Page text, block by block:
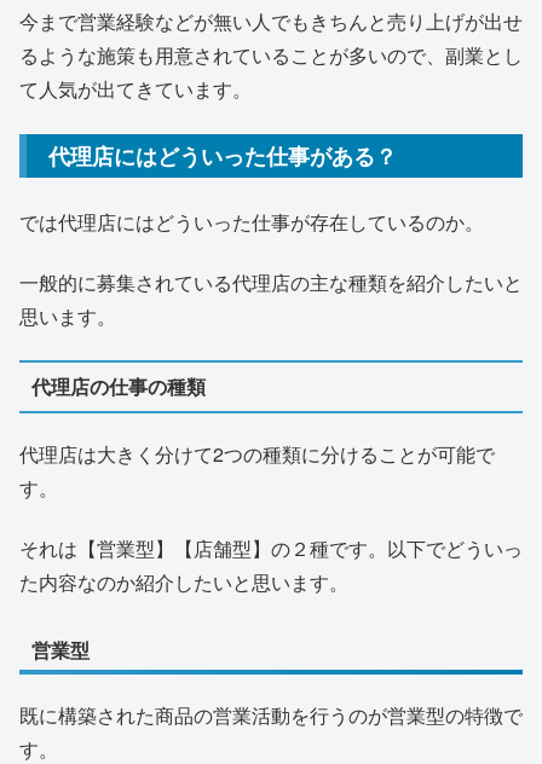
今まで営業経験などが無い人でもきちんと売り上げが出せ
るような施策も用意されていることが多いので、副業とし
て人気が出てきています。
代理店にはどういった仕事がある？
では代理店にはどういった仕事が存在しているのか。
一般的に募集されている代理店の主な種類を紹介したいと
思います。
代理店の仕事の種類
代理店は大きく分けて2つの種類に分けることが可能で
す。
それは【営業型】【店舗型】の２種です。以下でどういっ
た内容なのか紹介したいと思います。
営業型
既に構築された商品の営業活動を行うのが営業型の特徴で
す。